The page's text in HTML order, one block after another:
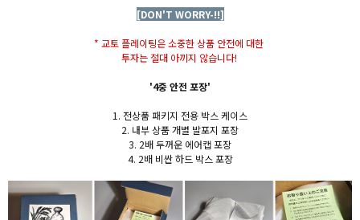
[DON'T WORRY-!!]
* 교토 플레이팅은 소중한 상품 안전에 대한
투자는 절대 아끼지 않습니다!
'4중 안전 포장'
1. 전상품 패키지 전용 박스 케이스
2. 내부 상품 개별 발포지 포장
3. 2배 두꺼운 에어캡 포장
4. 2배 비싼 하드 박스 포장